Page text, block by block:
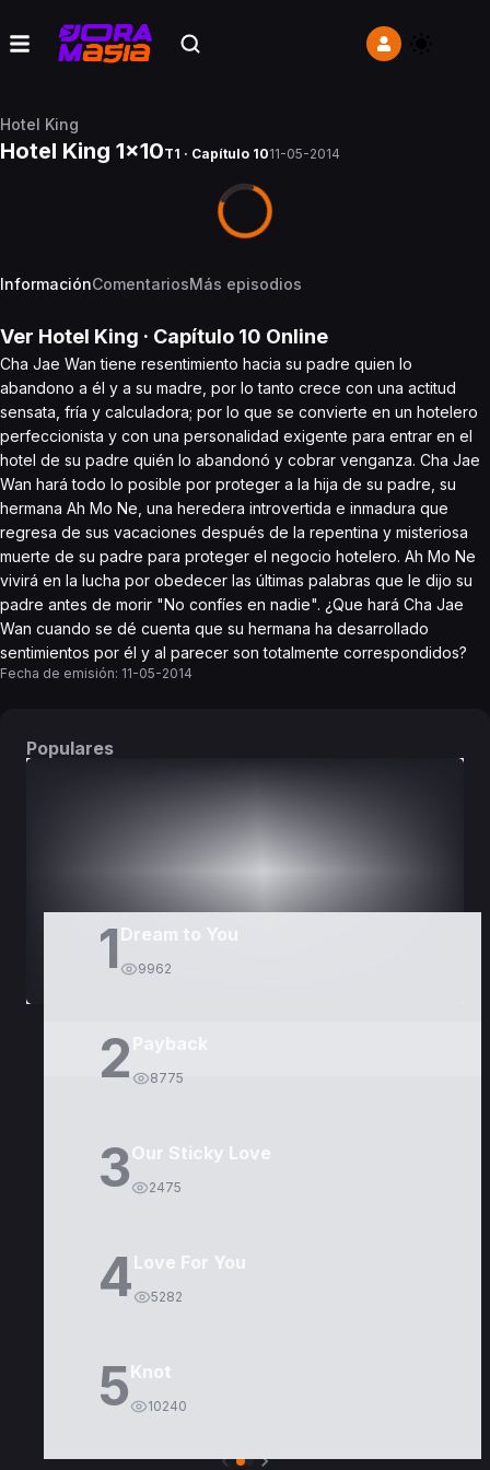
Hotel King
Hotel King 1x10T1 · Capítulo 1011-05-2014
InformaciónComentariosMás episodios
Ver Hotel King · Capítulo 10 Online
Cha Jae Wan tiene resentimiento hacia su padre quien lo
abandono a él y a su madre, por lo tanto crece con una actitud
sensata, fría y calculadora; por lo que se convierte en un hotelero
perfeccionista y con una personalidad exigente para entrar en el
hotel de su padre quién lo abandonó y cobrar venganza. Cha Jae
Wan hará todo lo posible por proteger a la hija de su padre, su
hermana Ah Mo Ne, una heredera introvertida e inmadura que
regresa de sus vacaciones después de la repentina y misteriosa
muerte de su padre para proteger el negocio hotelero. Ah Mo Ne
vivirá en la lucha por obedecer las últimas palabras que le dijo su
padre antes de morir "No confíes en nadie". ¿Que hará Cha Jae
Wan cuando se dé cuenta que su hermana ha desarrollado
sentimientos por él y al parecer son totalmente correspondidos?
Fecha de emisión: 11-05-2014
Populares
1 Dream to You
9962
2 8775
3Our Sticky Love
2475
4Love For You
5282
5Knot
10240